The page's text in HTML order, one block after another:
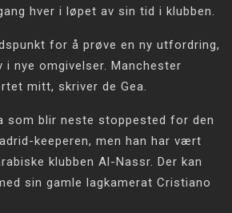
hver i løpet av sin tid i klubben.
for å prøve en ny utfordring,
i nye omgivelser. Manchester
mitt, skriver de Gea.
som blir neste stoppested for den
keeperen, men han har vært
klubben Al-Nassr. Der kan
sin gamle lagkamerat Cristiano